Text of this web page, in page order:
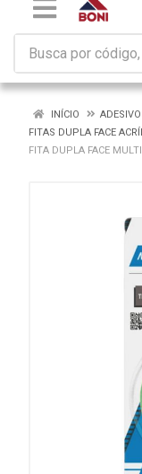
INÍCIO
FITAS DUPLA FACE
FITA DUPLA FACE